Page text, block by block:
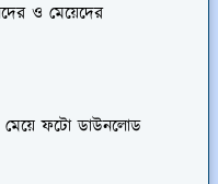
ও মেয়েদের
মেয়ে ফটো ডাউনলোড